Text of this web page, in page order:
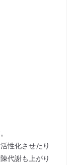
性化させたり
代謝も上がり